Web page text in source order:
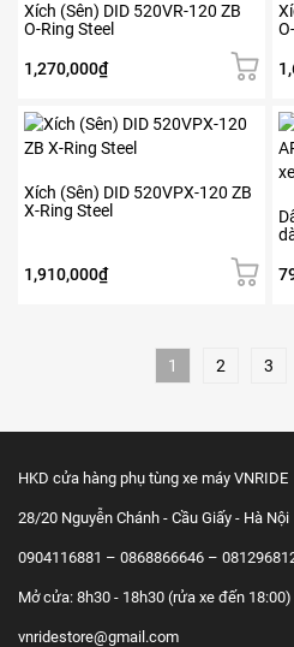
Xích (Sên) DID 520VR-120 ZB
O-Ring Steel
1,270,000₫
Xích (Sên) DID 520VPX-120 ZB
X-Ring Steel
1,910,000₫
này
có
1 2 3
HKD cửa hàng phụ tùng xe máy VNRIDE
28/20 Nguyễn Chánh - Cầu Giấy - Hà Nội
0904116881 – 0868866646 –
Mở cửa: 8h30 - 18h30 (rửa xe đến 18:00)
vnridestore@gmail.com